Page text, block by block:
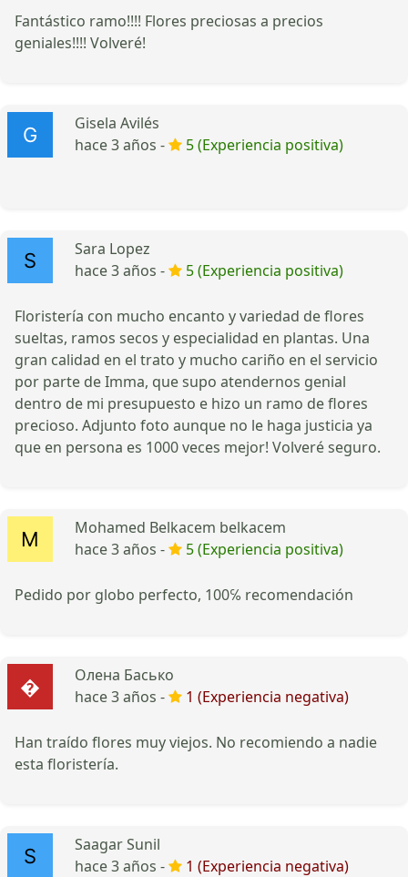
Fantástico ramo!!!! Flores preciosas a precios
geniales!!!! Volveré!
Gisela Avilés
hace 3 años -
5 (Experiencia positiva)
Sara Lopez
hace 3 años -
5 (Experiencia positiva)
Floristería con mucho encanto y variedad de flores
sueltas, ramos secos y especialidad en plantas. Una
gran calidad en el trato y mucho cariño en el servicio
por parte de Imma, que supo atendernos genial
dentro de mi presupuesto e hizo un ramo de flores
precioso. Adjunto foto aunque no le haga justicia ya
que en persona es 1000 veces mejor! Volveré seguro.
Mohamed Belkacem belkacem
hace 3 años -
5 (Experiencia positiva)
Pedido por globo perfecto, 100℅ recomendación
Олена Басько
hace 3 años -
1 (Experiencia negativa)
Han traído flores muy viejos. No recomiendo a nadie
esta floristería.
Saagar Sunil
hace 3 años -
1 (Experiencia negativa)